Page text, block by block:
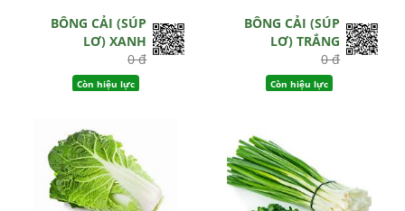
BÔNG CẢI (SÚP
LƠ) XANH
0 đ
Còn hiệu lực
BÔNG CẢI (SÚP
LƠ) TRẮNG
0 đ
Còn hiệu lực